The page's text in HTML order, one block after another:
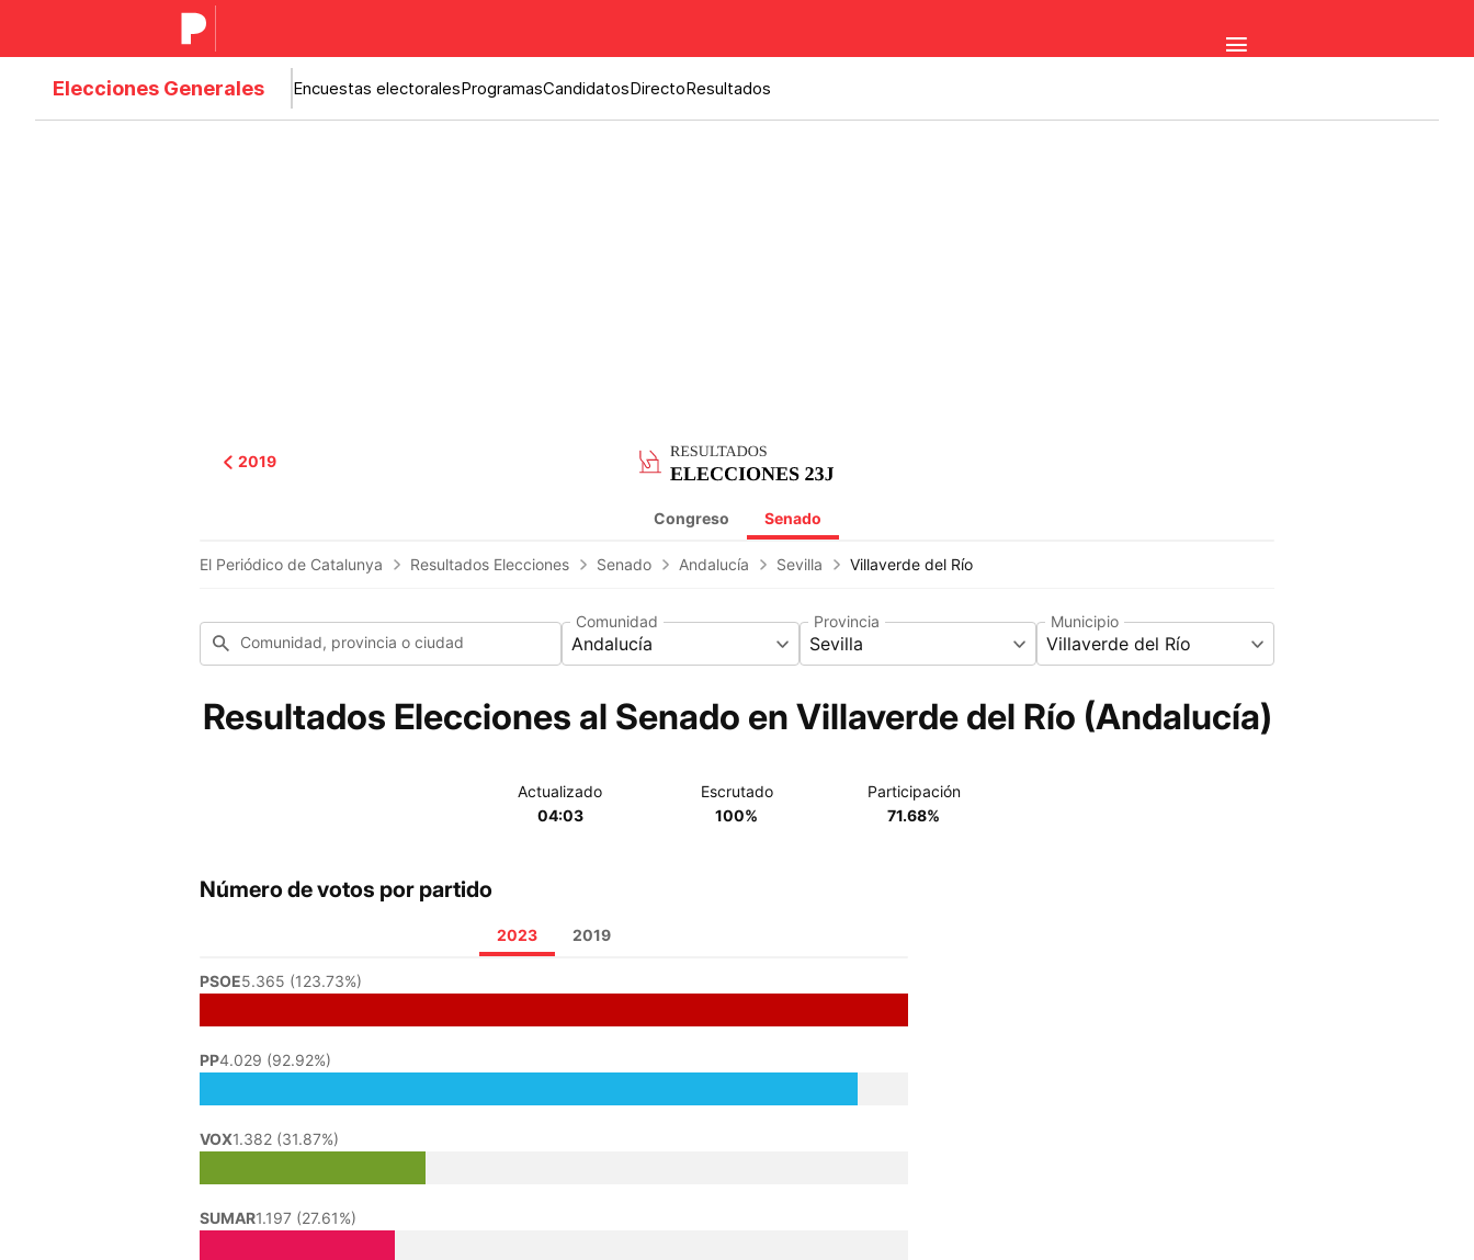
Elecciones Generales Encuestas electoralesProgramasCandidatosDirectoResultados
2019
Congreso Senado
El Periódico de Catalunya Resultados Elecciones Senado Andalucía Sevilla Villaverde del Río
Comunidad, provincia o ciudad Andalucía
Comunidad
Sevilla
Provincia
Villaverde del Río
Municipio
Resultados Elecciones al Senado en Villaverde del Río (Andalucía)
Actualizado
04:03
Escrutado
100%
Participación
71.68%
Número de votos por partido
2023 2019
PSOE5.365 (123.73%)
PP4.029 (92.92%)
VOX1.382 (31.87%)
SUMAR1.197 (27.61%)